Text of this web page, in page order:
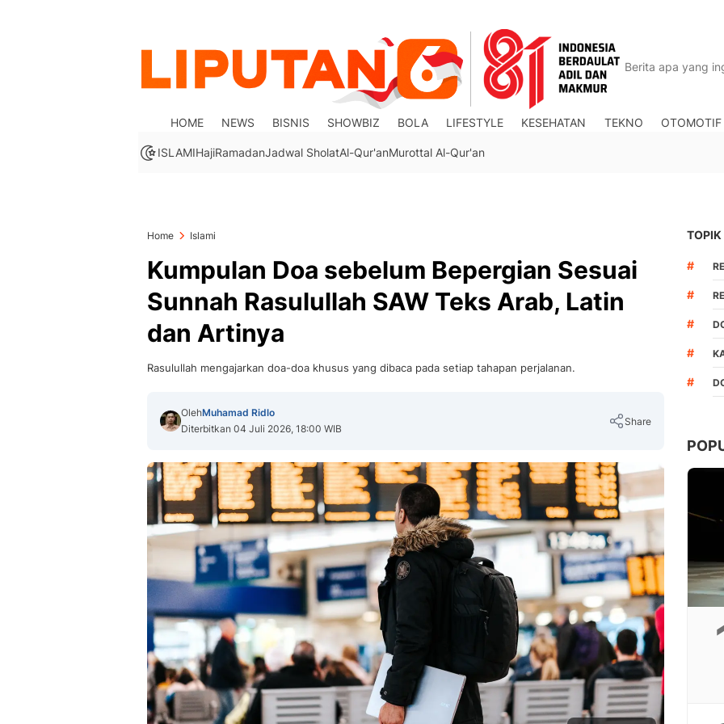
HOME NEWS BISNIS SHOWBIZ BOLA LIFESTYLE KESEHATAN TEKNO OTOMOTIF
ISLAMIHajiRamadanJadwal SholatAl-Qur'anMurottal Al-Qur'an
Home Islami
Kumpulan Doa sebelum Bepergian Sesuai
Sunnah Rasulullah SAW Teks Arab, Latin
dan Artinya
Rasulullah mengajarkan doa-doa khusus yang dibaca pada setiap tahapan perjalanan.
OlehMuhamad Ridlo
Diterbitkan 04 Juli 2026, 18:00 WIB
Share
Copy Link
TOPIK
#
#
#
#
#